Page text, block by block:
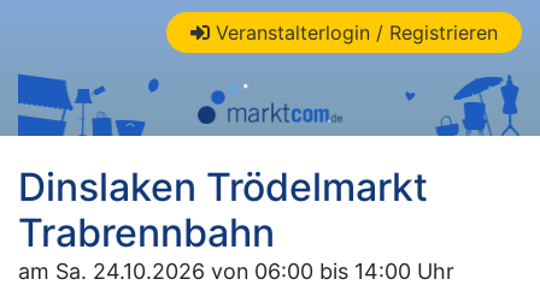
Veranstalterlogin / Registrieren
Dinslaken Trödelmarkt
Trabrennbahn
am Sa. 24.10.2026 von 06:00 bis 14:00 Uhr